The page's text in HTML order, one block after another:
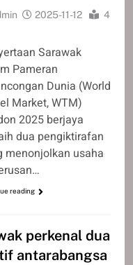
2025-11-12
4
Sarawak
Pameran
Dunia (World
Market, WTM)
2025 berjaya
dua pengiktirafan
menonjolkan usaha
reading
perkenal dua
antarabangsa